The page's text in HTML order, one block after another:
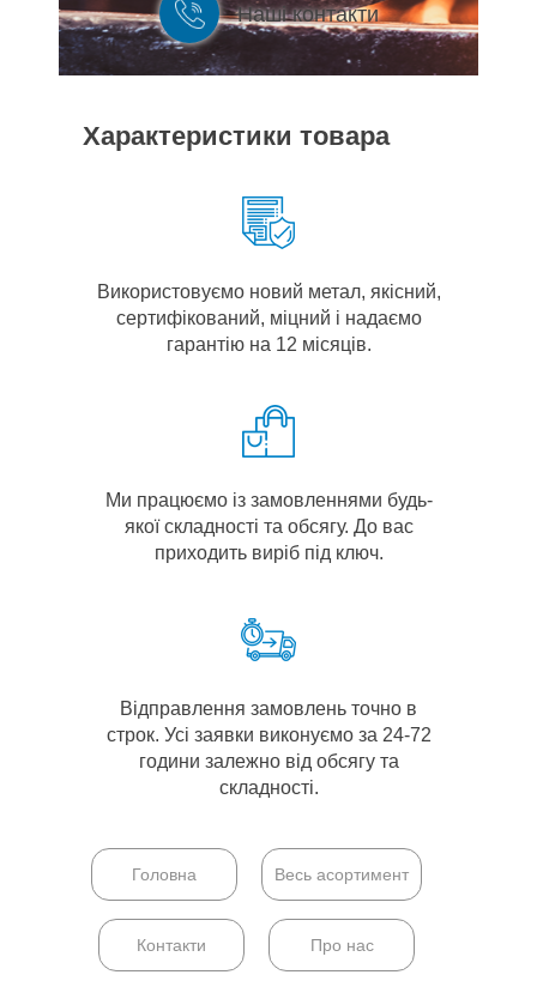
Наші контакти
Характеристики товара
Використовуємо новий метал, якісний,
сертифікований, міцний і надаємо
гарантію на 12 місяців.
Ми працюємо із замовленнями будь-
якої складності та обсягу. До вас
приходить виріб під ключ.
Відправлення замовлень точно в
строк. Усі заявки виконуємо за 24-72
години залежно від обсягу та
складності.
Головна Весь асортимент
Контакти Про нас